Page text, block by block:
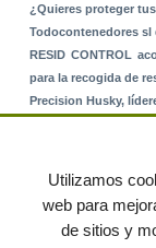
¿Quieres proteger
Todocontenedores
RESID CONTROL
para la recogida de
Precision Husky,
© residuos.com -
Utilizamos
web para
de sitios y